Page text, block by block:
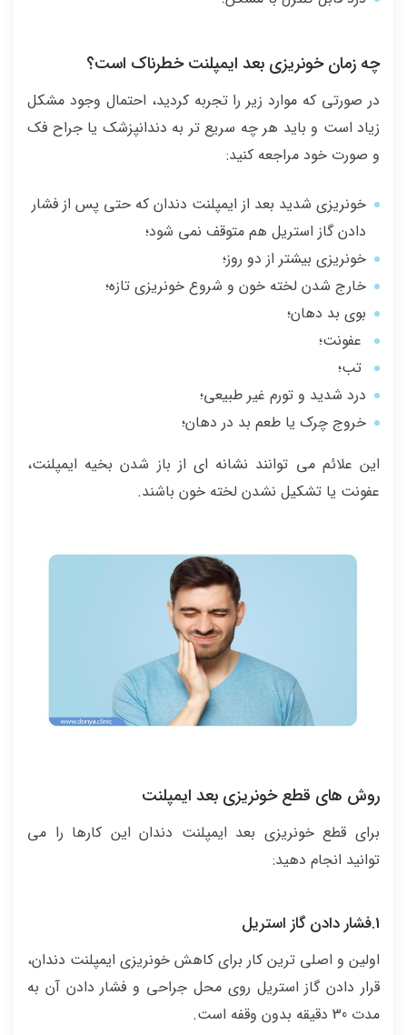
چه زمان خونریزی بعد ایمپلنت خطرناک است؟
در صورتی که موارد زیر را تجربه کردید، احتمال وجود مشکل
زیاد است و باید هر چه سریع تر به دندانپزشک یا جراح فک
و صورت خود مراجعه کنید:
خونریزی شدید بعد از ایمپلنت دندان که حتی پس از فشار
دادن گاز استریل هم متوقف نمی شود؛
خونریزی بیشتر از دو روز؛
خارج شدن لخته خون و شروع خونریزی تازه؛
بوی بد دهان؛
عفونت؛
تب؛
درد شدید و تورم غیر طبیعی؛
خروج چرک یا طعم بد در دهان؛
این علائم می توانند نشانه ای از باز شدن بخیه ایمپلنت،
عفونت یا تشکیل نشدن لخته خون باشند.
روش های قطع خونریزی بعد ایمپلنت
برای قطع خونریزی بعد ایمپلنت دندان این کارها را می
توانید انجام دهید:
1.فشار دادن گاز استریل
اولین و اصلی ترین کار برای کاهش خونریزی ایمپلنت دندان،
قرار دادن گاز استریل روی محل جراحی و فشار دادن آن به
مدت 30 دقیقه بدون وقفه است.